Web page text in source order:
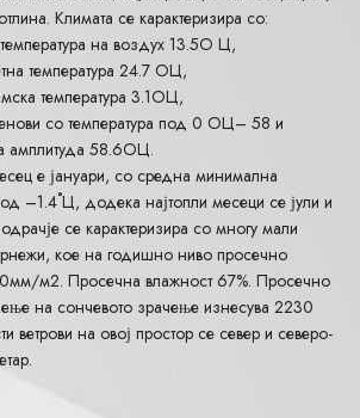
Климата се карактеризира со:
на воздух 13.5О Ц,
температура 24.7 ОЦ,
температура 3.1ОЦ,
со температура под 0 ОЦ– 58 и
амплитуда 58.6ОЦ.
е јануари, со средна минимална
од –1.4˚Ц, додека најтопли месеци се јули и
се карактеризира со многу мали
кое на годишно ниво просечно
м2. Просечна влажност 67%. Просечно
на сончевото зрачење изнесува 2230
ветрови на овој простор се север и северо-